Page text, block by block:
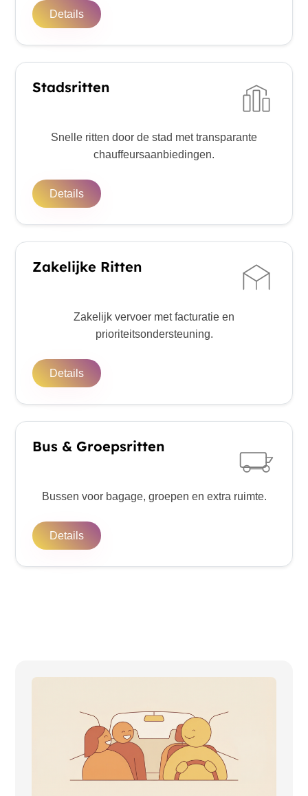
Details
Stadsritten
Snelle ritten door de stad met transparante
chauffeursaanbiedingen.
Details
Zakelijke Ritten
Zakelijk vervoer met facturatie en
prioriteitsondersteuning.
Details
Bus & Groepsritten
Bussen voor bagage, groepen en extra ruimte.
Details